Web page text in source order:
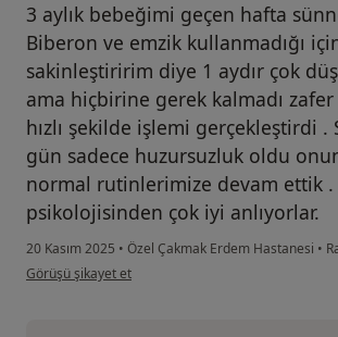
3 aylık bebeğimi geçen hafta
Biberon ve emzik kullanmadığı
sakinleştiririm diye 1 aydır çok
ama hiçbirine gerek kalmadı
hızlı şekilde işlemi gerçekleştirdi .
gün sadece huzursuzluk oldu
normal rutinlerimize devam ettik .
psikolojisinden çok iyi anlıyorlar.
20 Kasım 2025 • Özel Çakmak Erdem Hastanesi •
kullanıcının görüşüne göre ca...
Görüşü şikayet et